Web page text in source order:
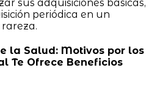
sus adquisiciones básicas,
periódica en un
la Salud: Motivos por los
Te Ofrece Beneficios